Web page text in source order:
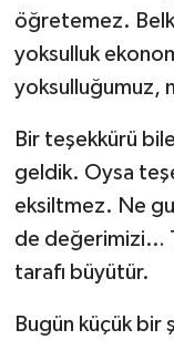
öğretemez.
yoksulluk
yoksulluğumuz,
Bir teşekkürü
geldik. Oysa
eksiltmez. Ne
de değerimizi…
tarafı büyütür.
Bugün küçük